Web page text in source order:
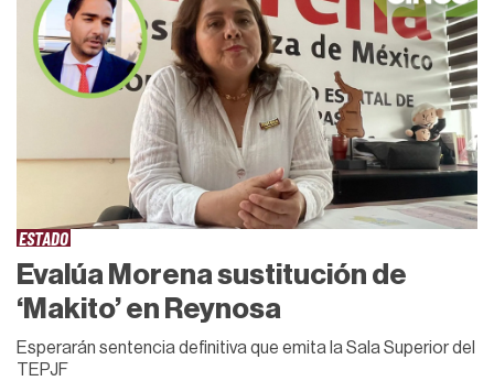
ESTADO
Evalúa Morena sustitución de
‘Makito’ en Reynosa
Esperarán sentencia definitiva que emita la Sala Superior del
TEPJF